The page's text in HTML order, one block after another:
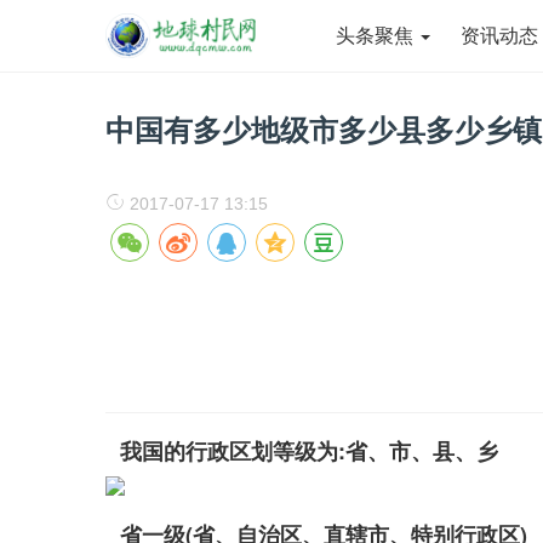
头条聚焦 资讯动态
中国有多少地级市多少县多少乡镇
2017-07-17 13:15
我国的行政区划等级为:省、市、县、乡
省一级(省、自治区、直辖市、特别行政区)